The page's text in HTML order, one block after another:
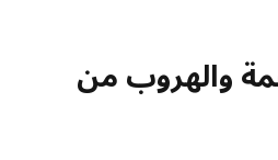
والهروب من